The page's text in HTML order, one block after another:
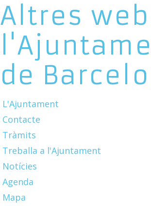
Altres
de
L'Ajuntament
Contacte
Tràmits
Treballa a l'Ajuntament
Notícies
Agenda
Mapa